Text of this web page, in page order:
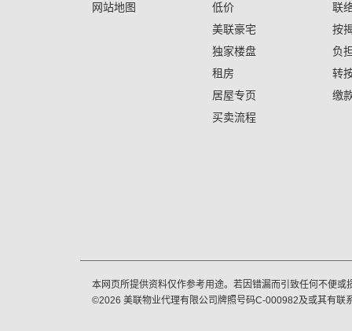
网站地图
低价
美联豪宅
独家楼盘
租房
居屋专页
买卖流程
联
按
负
转
缴
本网页所提供资料仅作参考用途。若因错漏而引致任何不便
©2026 美联物业代理有限公司牌照号码C-000982及或其有联